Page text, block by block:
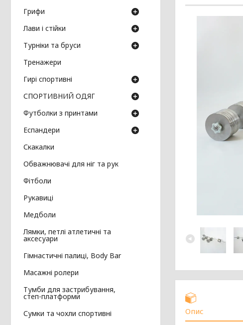
Опис
Грифи
Лави і стійки
Турніки та бруси
Тренажери
Гирі спортивні
СПОРТИВНИЙ ОДЯГ
Футболки з принтами
Еспандери
Скакалки
Обважнювачі для ніг та рук
Фітболи
Рукавиці
Медболи
Лямки, петлі атлетичні та
аксесуари
Гімнастичні палиці, Body Bar
Масажні ролери
Тумби для застрибування,
степ-платформи
Сумки та чохли спортивні